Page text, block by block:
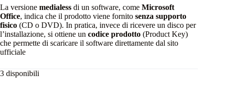
La versione medialess di un software, come Microsoft
Office, indica che il prodotto viene fornito senza supporto
fisico (CD o DVD). In pratica, invece di ricevere un disco per
l’installazione, si ottiene un codice prodotto (Product Key)
che permette di scaricare il software direttamente dal sito
ufficiale
3 disponibili